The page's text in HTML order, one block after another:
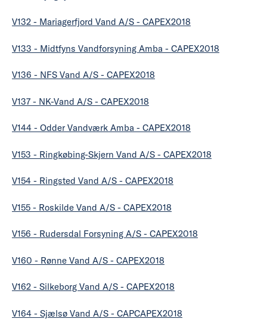
V132 - Mariagerfjord Vand A/S - CAPEX2018
V133 - Midtfyns Vandforsyning Amba - CAPEX2018
V136 - NFS Vand A/S - CAPEX2018
V137 - NK-Vand A/S - CAPEX2018
V144 - Odder Vandværk Amba - CAPEX2018
V153 - Ringkøbing-Skjern Vand A/S - CAPEX2018
V154 - Ringsted Vand A/S - CAPEX2018
V155 - Roskilde Vand A/S - CAPEX2018
V156 - Rudersdal Forsyning A/S - CAPEX2018
V160 - Rønne Vand A/S - CAPEX2018
V162 - Silkeborg Vand A/S - CAPEX2018
V164 - Sjælsø Vand A/S - CAPCAPEX2018